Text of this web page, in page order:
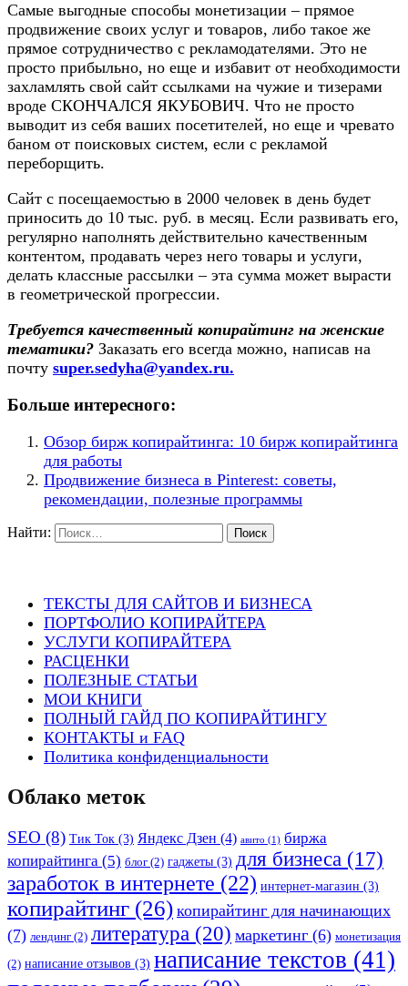
Самые выгодные способы монетизации – прямое
продвижение своих услуг и товаров, либо такое же
прямое сотрудничество с рекламодателями. Это не
просто прибыльно, но еще и избавит от необходимости
захламлять свой сайт ссылками на чужие и тизерами
вроде СКОНЧАЛСЯ ЯКУБОВИЧ. Что не просто
выводит из себя ваших посетителей, но еще и чревато
баном от поисковых систем, если с рекламой
переборщить.​
Сайт с посещаемостью в 2000 человек в день будет
приносить до 10 тыс. руб. в месяц. Если развивать его,
регулярно наполнять действительно качественным
контентом, продавать через него товары и услуги,
делать классные рассылки – эта сумма может вырасти
в геометрической прогрессии.​
Требуется качественный копирайтинг на женские
тематики? Заказать его всегда можно, написав на
почту super.sedyha@yandex.ru.
Больше интересного:
Обзор бирж копирайтинга: 10 бирж копирайтинга
для работы
Продвижение бизнеса в Pinterest: советы,
рекомендации, полезные программы
Найти:
ТЕКСТЫ ДЛЯ САЙТОВ И БИЗНЕСА
ПОРТФОЛИО КОПИРАЙТЕРА
УСЛУГИ КОПИРАЙТЕРА
РАСЦЕНКИ
ПОЛЕЗНЫЕ СТАТЬИ
МОИ КНИГИ
ПОЛНЫЙ ГАЙД ПО КОПИРАЙТИНГУ
КОНТАКТЫ и FAQ
Политика конфиденциальности
Облако меток
SEO (8) Тик Ток (3) Яндекс Дзен (4) авито (1) биржа
копирайтинга (5) блог (2) гаджеты (3) для бизнеса (17)
заработок в интернете (22) интернет-магазин (3)
копирайтинг (26) копирайтинг для начинающих
(7) лендинг (2) литература (20) маркетинг (6) монетизация
(2) написание отзывов (3) написание текстов (41)